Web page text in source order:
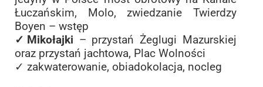
Łuczańskim, Molo, zwiedzanie Twierdzy
Boyen – wstęp
✓Mikołajki – przystań Żeglugi Mazurskiej
oraz przystań jachtowa, Plac Wolności
✓ zakwaterowanie, obiadokolacja, nocleg